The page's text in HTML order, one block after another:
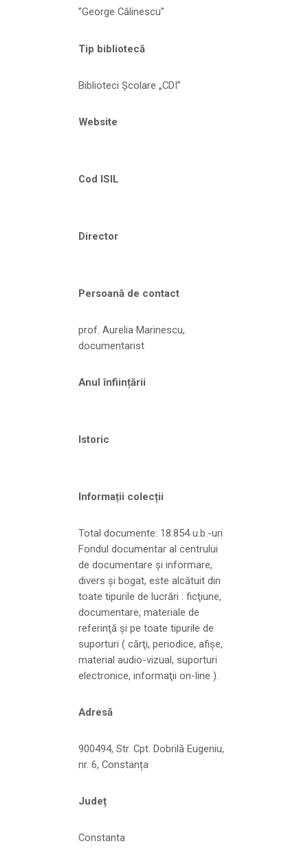
”George Călinescu”
Tip bibliotecă
Biblioteci Școlare „CDI”
Website
Cod ISIL
Director
Persoană de contact
prof. Aurelia Marinescu,
documentarist
Anul înființării
Istoric
Informații colecții
Total documente: 18.854 u.b.-uri
Fondul documentar al centrului
de documentare şi informare,
divers şi bogat, este alcătuit din
toate tipurile de lucrări : ficţiune,
documentare, materiale de
referinţă şi pe toate tipurile de
suporturi ( cărţi, periodice, afişe,
material audio-vizual, suporturi
electronice, informaţii on-line ).
Adresă
900494, Str. Cpt. Dobrilă Eugeniu,
nr. 6, Constanța
Județ
Constanta